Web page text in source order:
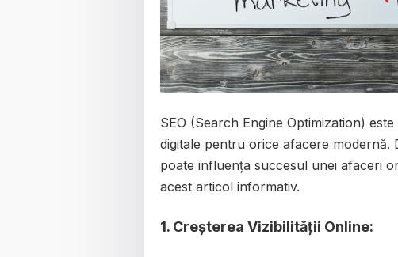
SEO (Search Engine Optimization)
digitale pentru orice afacere modernă.
poate influența succesul unei afaceri
acest articol informativ.
1. Creșterea Vizibilității Online: